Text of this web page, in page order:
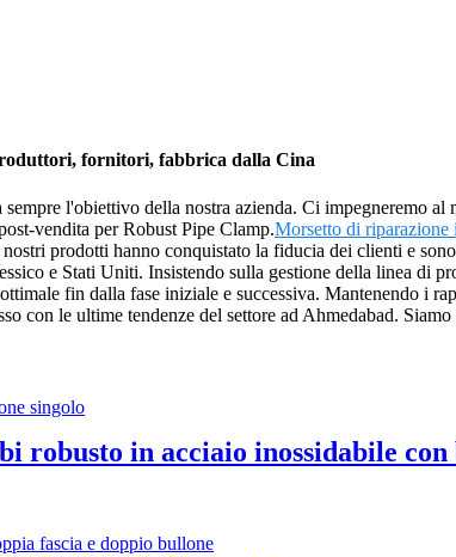
fornitori, fabbrica dalla Cina
l'obiettivo della nostra azienda. Ci impegneremo
vendita per Robust Pipe Clamp.Morsetto di riparazione
prodotti hanno conquistato la fiducia dei clienti e
e Stati Uniti. Insistendo sulla gestione della linea di
fin dalla fase iniziale e successiva. Mantenendo i
con le ultime tendenze del settore ad Ahmedabad.
robusto in acciaio inossidabile con